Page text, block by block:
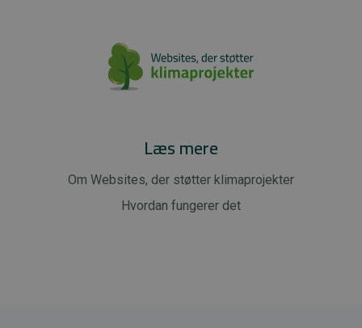
Læs mere
Om Websites, der støtter klimaprojekter
Hvordan fungerer det